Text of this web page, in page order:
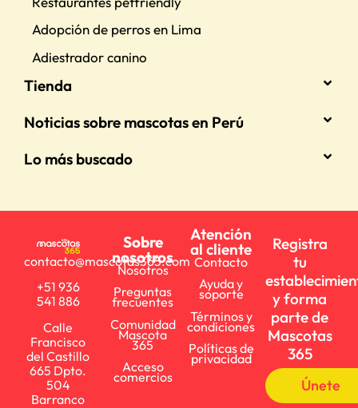
Adopción de perros en Lima
Adiestrador canino
Tienda
Noticias sobre mascotas en Perú
Lo más buscado
contacto@mascotas365.com
+51 936
541 886
Calle
Francisco
del Castillo
665 Dpto.
504
Barranco
Sobre
nosotros
Nosotros
Preguntas
frecuentes
Comunidad
Mascota
365
Acceso
comercios
Atención
al cliente
Contacto
Ayuda y
soporte
Términos y
condiciones
Políticas de
privacidad
Registra
tu
y forma
parte de
Mascotas
365
Únete